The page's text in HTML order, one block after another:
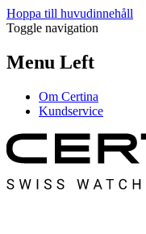
Hoppa till huvudinnehåll
Toggle navigation
Menu Left
Om Certina
Kundservice